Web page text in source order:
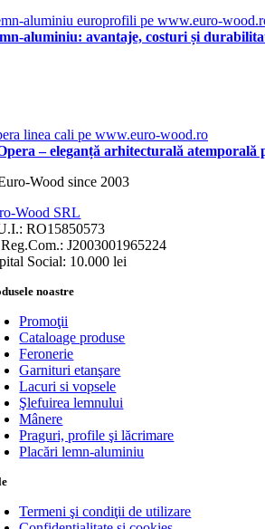
aluminiu: avantaje, costuri și
– eleganță arhitecturală atemporală
Wood SRL
RO15850573
J2003001965224
Social: 10.000 lei
noastre
Promoţii
Cataloage produse
Feronerie
Garnituri etanşare
Lacuri si vopsele
Şlefuirea lemnului
Mânere
Praguri, profile şi lăcrimare
Placări lemn-aluminiu
Termeni şi condiţii de utilizare